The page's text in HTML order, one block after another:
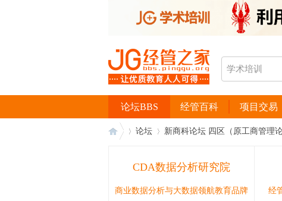
经管百科 项目交易
论坛BBS
论坛 新商科论坛 四区（原工商管理论
CDA数据分析研究院
商业数据分析与大数据领航教育品牌 经